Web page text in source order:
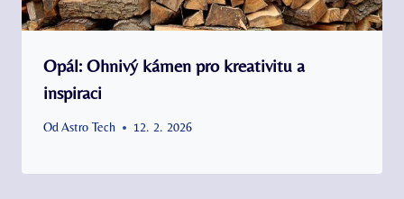
Opál: Ohnivý kámen pro kreativitu a
inspiraci
Od Astro Tech 12. 2. 2026